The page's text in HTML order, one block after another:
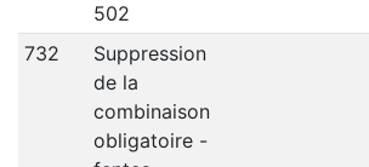
502
732
Suppression
de la
combinaison
obligatoire -